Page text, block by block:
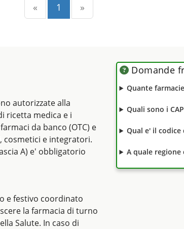
« Precedente
1 (current)
»
autorizzate alla
ricetta medica e i
da banco (OTC) e
cosmetici e integratori.
A) e' obbligatorio
e festivo coordinato
la farmacia di turno
Salute. In caso di
Domande
Quante
Quali sono i
Qual e' il codice
A quale